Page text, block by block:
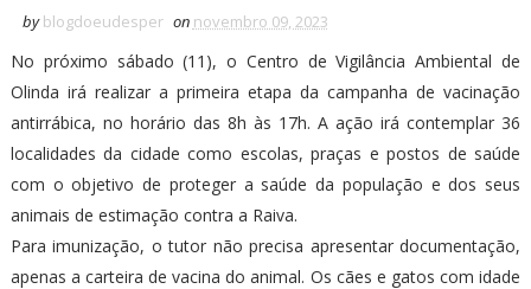
by blogdoeudesper on novembro 09, 2023
No próximo sábado (11), o Centro de Vigilância Ambiental de
Olinda irá realizar a primeira etapa da campanha de vacinação
antirrábica, no horário das 8h às 17h. A ação irá contemplar 36
localidades da cidade como escolas, praças e postos de saúde
com o objetivo de proteger a saúde da população e dos seus
animais de estimação contra a Raiva.
Para imunização, o tutor não precisa apresentar documentação,
apenas a carteira de vacina do animal. Os cães e gatos com idade